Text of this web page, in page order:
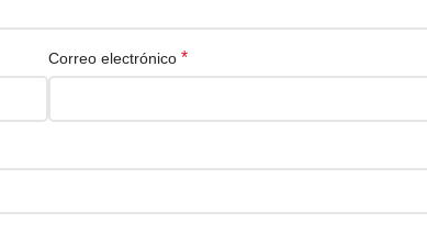
Correo electrónico*